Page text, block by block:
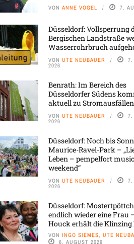
VON ANNE VOGEL 7.
Düsseldorf: Vollsperrung
Bergischen Landstraße
Wasserrohrbruch
VON UTE NEUBAUER 7.
2026
Benrath: Im Bereich des
Düsseldorfer Südens
aktuell zu Stromausfällen
VON UTE NEUBAUER 7.
2026
Düsseldorf: Noch bis
Maurice-Ravel-Park –
Leben – pempelfort music
weekend“
VON UTE NEUBAUER 7.
2026
Düsseldorf:
endlich wieder eine Frau
Houck erhält die Klinzing
VON INGO SIEMES, UTE
6. AUGUST 2026